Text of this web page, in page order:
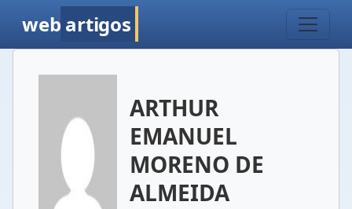
web artigos
ARTHUR
EMANUEL
MORENO DE
ALMEIDA